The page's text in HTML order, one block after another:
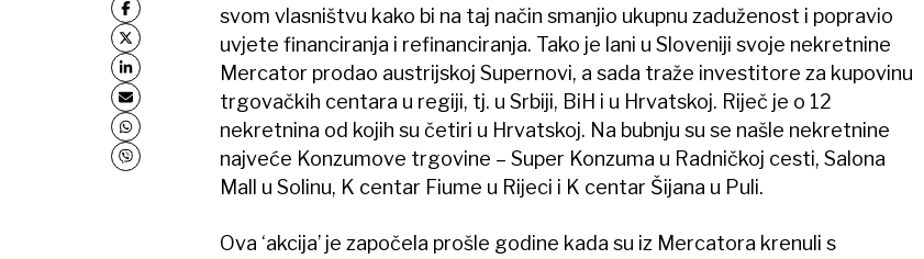
svom vlasništvu kako bi na taj način smanjio ukupnu zaduženost i popravio
uvjete financiranja i refinanciranja. Tako je lani u Sloveniji svoje nekretnine
Mercator prodao austrijskoj Supernovi, a sada traže investitore za kupovinu
trgovačkih centara u regiji, tj. u Srbiji, BiH i u Hrvatskoj. Riječ je o 12
nekretnina od kojih su četiri u Hrvatskoj. Na bubnju su se našle nekretnine
najveće Konzumove trgovine – Super Konzuma u Radničkoj cesti, Salona
Mall u Solinu, K centar Fiume u Rijeci i K centar Šijana u Puli.
Ova ‘akcija’ je započela prošle godine kada su iz Mercatora krenuli s